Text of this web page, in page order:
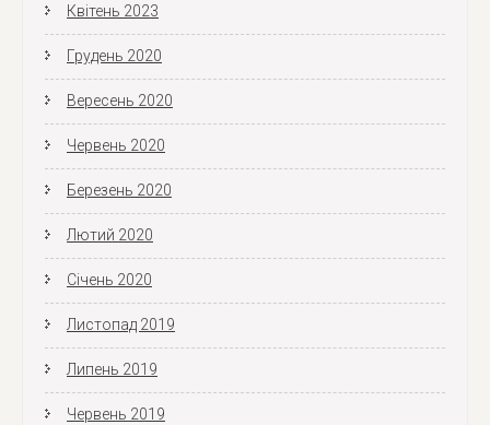
Квітень 2023
Грудень 2020
Вересень 2020
Червень 2020
Березень 2020
Лютий 2020
Січень 2020
Листопад 2019
Липень 2019
Червень 2019